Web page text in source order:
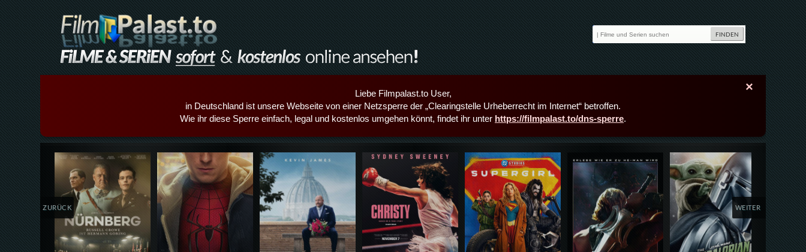
×
Liebe Filmpalast.to User,
in Deutschland ist unsere Webseite von einer Netzsperre der „Clearingstelle Urheberrecht im Internet“ betroffen.
Wie ihr diese Sperre einfach, legal und kostenlos umgehen könnt, findet ihr unter https://filmpalast.to/dns-sperre.
Details,Play Details,Play Details,Play Details,Play Details,Play Details,Play Details,Play
ZURÜCK WEITER